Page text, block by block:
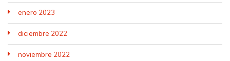
enero 2023
diciembre 2022
noviembre 2022